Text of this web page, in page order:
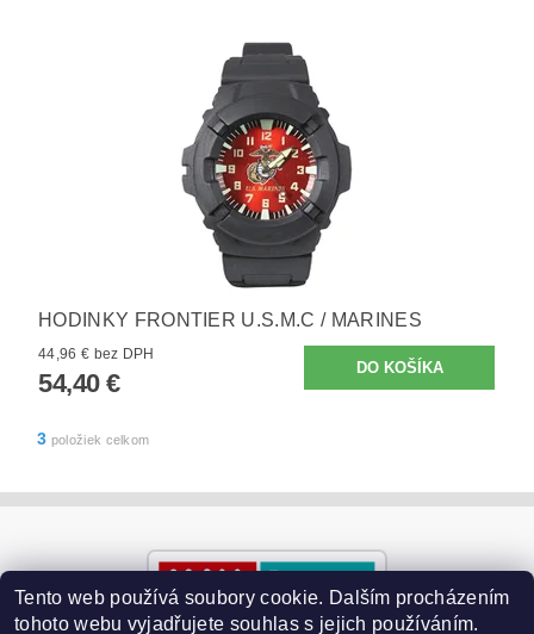
HODINKY FRONTIER U.S.M.C / MARINES
44,96 € bez DPH
54,40 €
3 položiek celkom
Tento web používá soubory cookie. Dalším procházením
tohoto webu vyjadřujete souhlas s jejich používáním.